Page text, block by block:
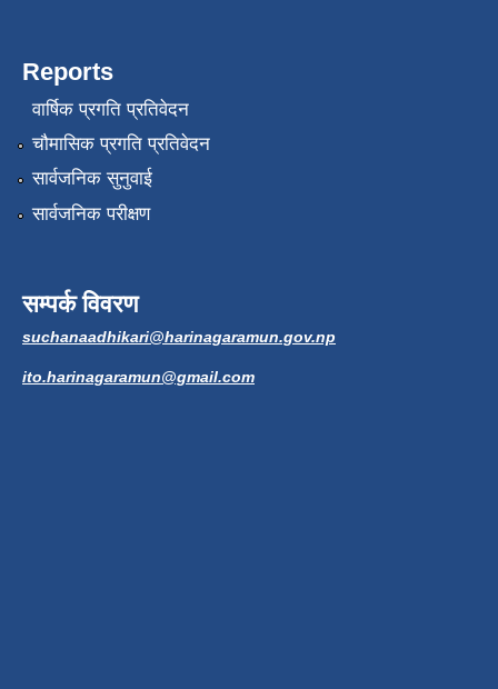
Reports
वार्षिक प्रगति प्रतिवेदन
चौमासिक प्रगति प्रतिवेदन
सार्वजनिक सुनुवाई
सार्वजनिक परीक्षण
सम्पर्क विवरण
suchanaadhikari@harinagaramun.gov.np
ito.harinagaramun@gmail.com